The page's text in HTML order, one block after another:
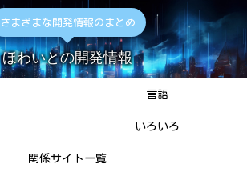
さまざまな開発情報のまとめ
ほわいとの開発情報
言語
いろいろ
関係サイト一覧